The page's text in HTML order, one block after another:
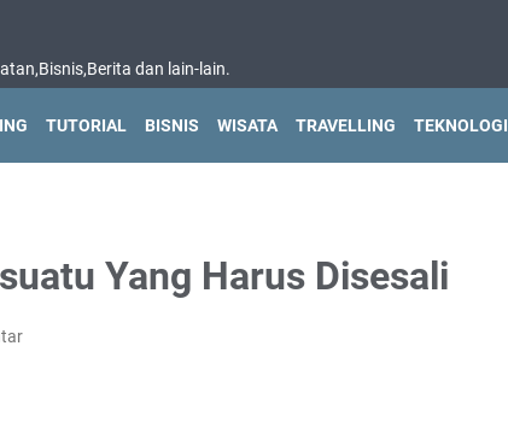
dan lain-lain.
TUTORIAL BISNIS WISATA TRAVELLING TEKNOLOGI
Yang Harus Disesali